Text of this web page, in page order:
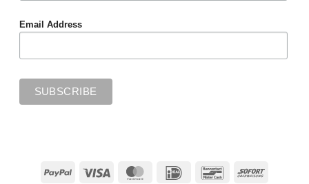
Email Address
PayPal Visa MasterCardIDeal BancontactSofort